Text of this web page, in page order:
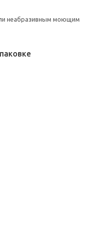
неабразивным моющим